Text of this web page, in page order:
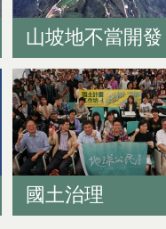
山坡地不當開發
國土治理